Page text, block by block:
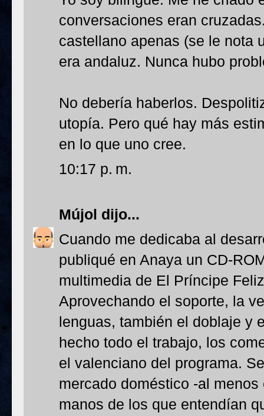
conversaciones eran
castellano apenas (se le nota
era andaluz. Nunca hubo
No debería haberlos.
utopía. Pero qué hay más
en lo que uno cree.
10:17 p. m.
Mújol dijo...
Cuando me dedicaba al
publiqué en Anaya un CD-
multimedia de El Príncipe
Aprovechando el soporte, la
lenguas, también el doblaje y
hecho todo el trabajo, los
el valenciano del programa.
mercado doméstico -al
manos de los que entendían